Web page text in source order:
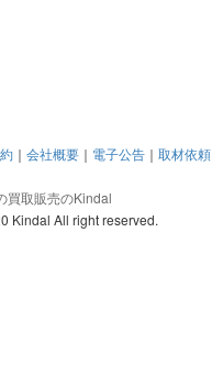
｜ 会社概要 ｜ 電子公告 ｜ 取材依頼
買取販売のKindal
Kindal All right reserved.